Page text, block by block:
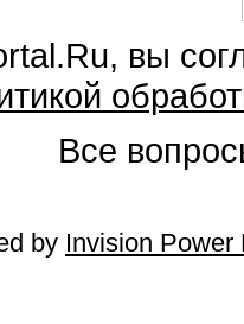
вы
Все
by Invision Power